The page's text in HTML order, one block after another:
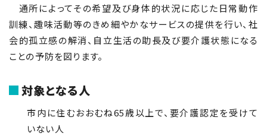
通所によってその希望及び身体的状況に応じた日常動作
訓練、趣味活動等のきめ細やかなサービスの提供を行い、社
会的孤立感の解消、自立生活の助長及び要介護状態になる
ことの予防を図ります。
対象となる人
市内に住むおおむね65歳以上で、要介護認定を受けて
いない人